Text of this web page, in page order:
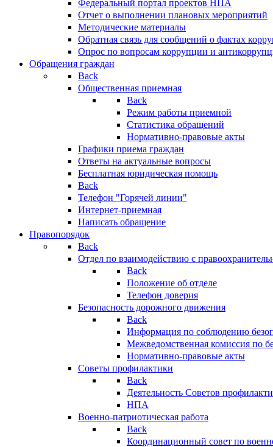
Федеральный портал проектов НПА
Отчет о выполнении плановых мероприятий
Методические материалы
Обратная связь для сообщений о фактах
Опрос по вопросам коррупции и
Обращения граждан
Back
Общественная приемная
Back
Режим работы приемной
Статистика обращений
Нормативно-правовые акты
Графики приема граждан
Ответы на актуальные вопросы
Бесплатная юридическая помощь
Back
Телефон "Горячей линии"
Интернет-приемная
Написать обращение
Правопорядок
Back
Отдел по взаимодействию с
Back
Положение об отделе
Телефон доверия
Безопасность дорожного движения
Back
Информация по соблюдению
Межведомственная комиссия по
Нормативно-правовые акты
Советы профилактики
Back
Деятельность Советов
НПА
Военно-патриотическая работа
Back
Координационный совет по